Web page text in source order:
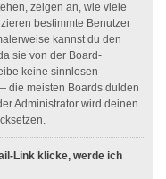
zeigen an, wie viele
bestimmte Benutzer
kannst du den
sie von der Board-
keine sinnlosen
die meisten Boards dulden
Administrator wird deinen
Link klicke, werde ich